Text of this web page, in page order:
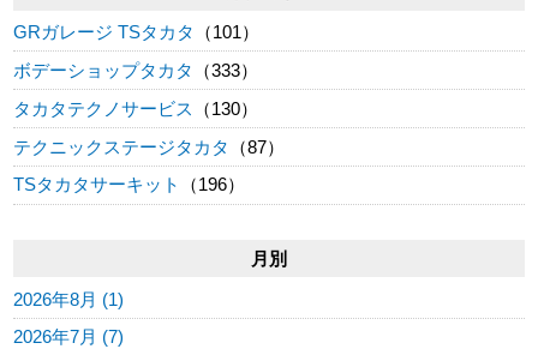
GRガレージ TSタカタ
（101）
ボデーショップタカタ
（333）
タカタテクノサービス
（130）
テクニックステージタカタ
（87）
TSタカタサーキット
（196）
月別
2026年8月 (1)
2026年7月 (7)